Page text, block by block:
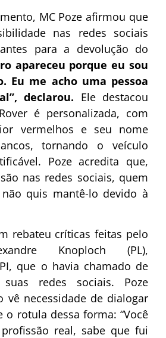
MC Poze afirmou que
nas redes sociais
para a devolução do
apareceu porque eu sou
Eu me acho uma pessoa
declarou. Ele destacou
é personalizada, com
vermelhos e seu nome
tornando o veículo
Poze acredita que,
nas redes sociais, quem
quis mantê-lo devido à
rebateu críticas feitas pelo
Knoploch (PL),
que o havia chamado de
suas redes sociais. Poze
vê necessidade de dialogar
o rotula dessa forma: “Você
real, sabe que fui